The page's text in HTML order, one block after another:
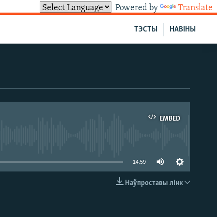
Powered by Translate
НАВІНЫ
ТЭСТЫ
EMBED
14:59
Наўпроставы лінк